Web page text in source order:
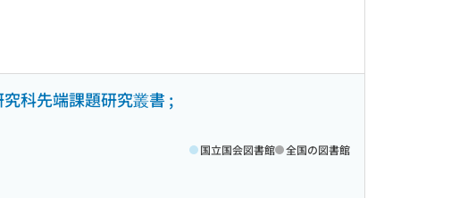
科先端課題研究叢書 ;
国立国会図書館 全国の図書館